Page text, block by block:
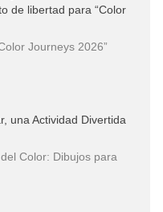
de libertad para “Color
Journeys 2026”
una Actividad Divertida
Color: Dibujos para